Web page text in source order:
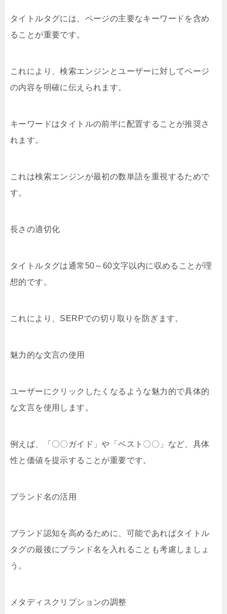
タイトルタグには、ページの主要なキーワードを含め
ることが重要です。
これにより、検索エンジンとユーザーに対してページ
の内容を明確に伝えられます。
キーワードはタイトルの前半に配置することが推奨さ
れます。
これは検索エンジンが最初の数単語を重視するためで
す。
長さの適切化
タイトルタグは通常50～60文字以内に収めることが理
想的です。
これにより、SERPでの切り取りを防ぎます。
魅力的な文言の使用
ユーザーにクリックしたくなるような魅力的で具体的
な文言を使用します。
例えば、「〇〇ガイド」や「ベスト〇〇」など、具体
性と価値を提示することが重要です。
ブランド名の活用
ブランド認知を高めるために、可能であればタイトル
タグの最後にブランド名を入れることも考慮しましょ
う。
メタディスクリプションの調整